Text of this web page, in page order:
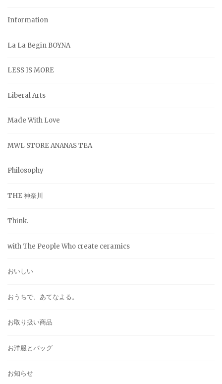
Information
La La Begin BOYNA
LESS IS MORE
Liberal Arts
Made With Love
MWL STORE ANANAS TEA
Philosophy
THE 神奈川
Think.
with The People Who create ceramics
おいしい
おうちで、あてなよる。
お取り扱い商品
お洋服とバッグ
お知らせ